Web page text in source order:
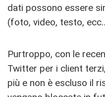
dati possono essere
(foto, video, testo,
Purtroppo, con le
Twitter per i client
più e non è escluso il